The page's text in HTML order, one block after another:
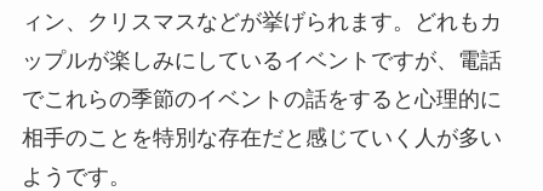
ィン、クリスマスなどが挙げられます。どれもカ
ップルが楽しみにしているイベントですが、電話
でこれらの季節のイベントの話をすると心理的に
相手のことを特別な存在だと感じていく人が多い
ようです。